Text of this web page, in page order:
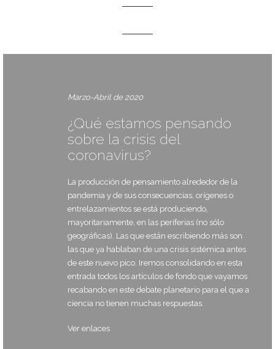
Marzo-Abril de 2020
¿Qué estamos pensando
sobre la crisis del
coronavirus?
La producción de pensamiento alrededor de la
pandemia y de sus consecuencias, orígenes o
entrelazamientos se está produciendo,
mayoritariamente, en las periferias (no sólo
geográficas). Las que están escribiendo más son
las que ya hablaban de una crisis sistémica antes
de este nuevo pico. Iremos consolidando en esta
entrada todos los artículos de fondo que vayamos
recabando en este debate planetario para el que a
ciencia no tienen muchas respuestas.
Ver enlaces